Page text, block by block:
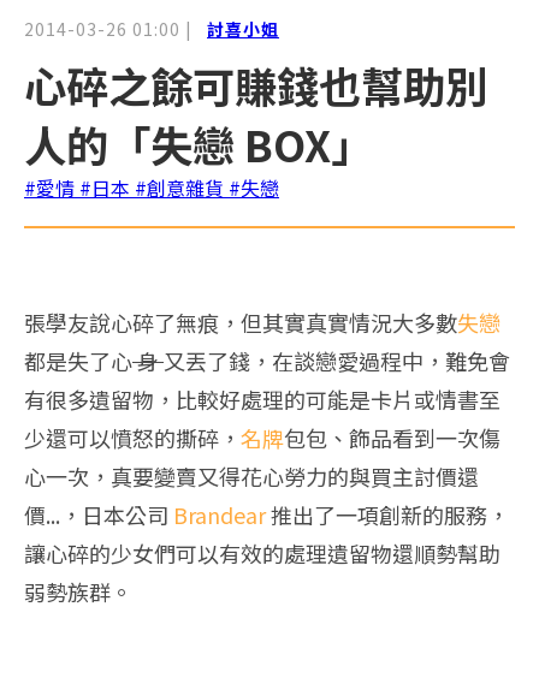
2014-03-26 01:00 | 討喜小姐
心碎之餘可賺錢也幫助別
人的「失戀 BOX」
#愛情 #日本 #創意雜貨 #失戀
張學友說心碎了無痕，但其實真實情況大多數失戀
都是失了心身又丟了錢，在談戀愛過程中，難免會
有很多遺留物，比較好處理的可能是卡片或情書至
少還可以憤怒的撕碎， 名牌包包、飾品看到一次傷
心一次，真要變賣又得花心勞力的與買主討價還
價...，日本公司 Brandear推出了一項創新的服務，
讓心碎的少女們可以有效的處理遺留物還順勢幫助
弱勢族群。